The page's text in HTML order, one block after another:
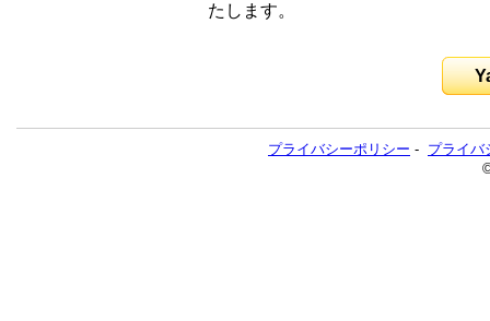
たします。
プライバシーポリシー - プライバ